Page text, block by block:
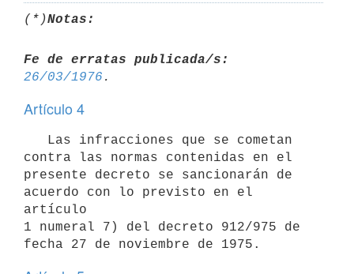
(*)Notas:
Fe de erratas publicada/s:
26/03/1976
Artículo 4
contra las normas contenidas en el
presente decreto se sancionarán de
acuerdo con lo previsto en el
artículo
1 numeral 7) del decreto 912/975 de